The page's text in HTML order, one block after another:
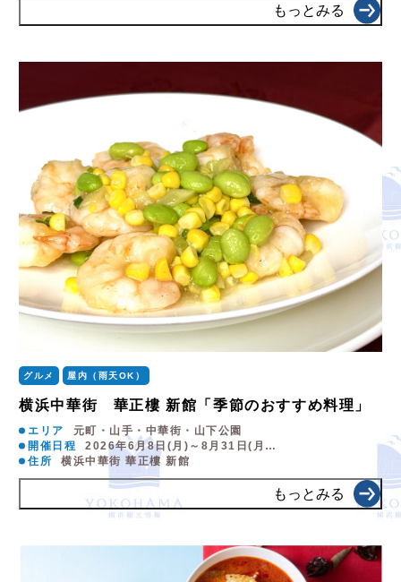
もっとみる
グルメ 屋内（雨天OK）
横浜中華街 華正樓 新館「季節のおすすめ料理」
エリア
元町・山手・中華街・山下公園
開催日程
2026年6月8日(月)～8月31日(月…
住所
横浜中華街 華正樓 新館
もっとみる